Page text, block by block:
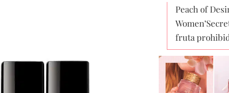
Peach of
fruta